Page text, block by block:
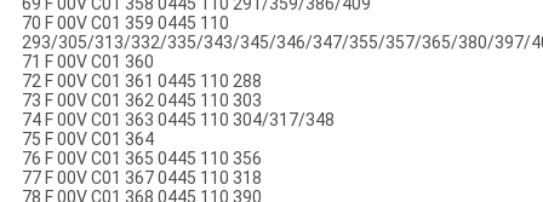
70 F 00V C01 359 0445 110
293/305/313/332/335/343/345/346/347/355/357/365/380/397/
71 F 00V C01 360
72 F 00V C01 361 0445 110 288
73 F 00V C01 362 0445 110 303
74 F 00V C01 363 0445 110 304/317/348
75 F 00V C01 364
76 F 00V C01 365 0445 110 356
77 F 00V C01 367 0445 110 318
78 F 00V C01 368 0445 110 390